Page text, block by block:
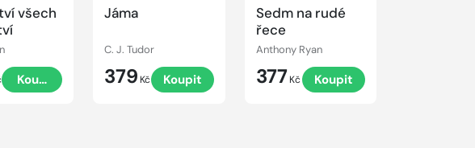
všech
Koupit
Jáma
C. J. Tudor
379 Kč Koupit
Sedm na rudé
řece
Anthony Ryan
377 Kč Koupit